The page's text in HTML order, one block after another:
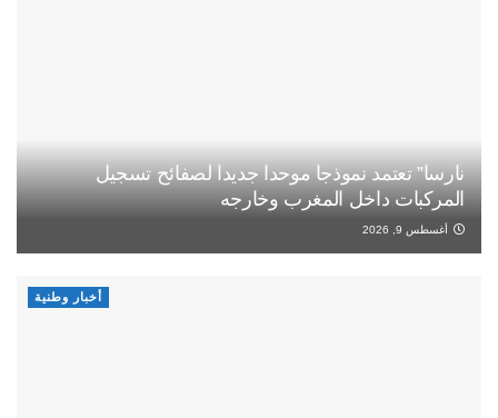
نارسا” تعتمد نموذجا موحدا جديدا لصفائح تسجيل
المركبات داخل المغرب وخارجه
أغسطس 9, 2026
أخبار وطنية